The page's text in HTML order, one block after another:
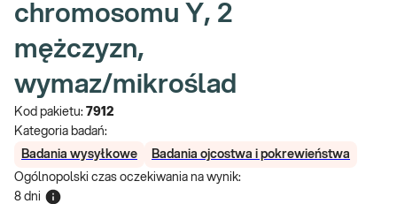
chromosomu Y, 2
mężczyzn,
wymaz/mikroślad
Kod pakietu: 7912
Kategoria badań:
Badania wysyłkowe
Badania ojcostwa i pokrewieństwa
Ogólnopolski czas oczekiwania na wynik:
8 dni